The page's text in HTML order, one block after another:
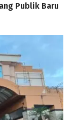
Publik Baru